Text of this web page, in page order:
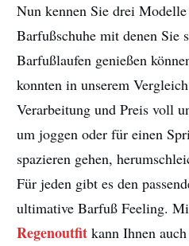
Nun kennen Sie drei
Barfußschuhe mit denen Sie
Barfußlaufen genießen
konnten in unserem
Verarbeitung und Preis voll
um joggen oder für einen
spazieren gehen,
Für jeden gibt es den
ultimative Barfuß Feeling.
Regenoutfit kann Ihnen